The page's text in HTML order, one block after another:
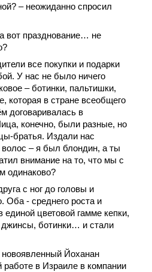
– неожиданно спросил
празднование… не
все покупки и подарки
У нас не было ничего
– ботинки, пальтишки,
которая в стране всеобщего
договаривалась в
конечно, были разные, но
братья. Издали нас
волос – я был блондин, а ты
внимание на то, что мы с
одинаково?
с ног до головы и
Оба - среднего роста и
цветовой гамме кепки,
ботинки… и стали
Йоханан
работе в Израиле в компании